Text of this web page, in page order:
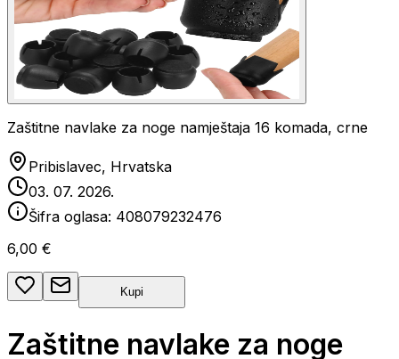
Zaštitne navlake za noge namještaja 16 komada, crne
Pribislavec, Hrvatska
03. 07. 2026.
Šifra oglasa: 408079232476
6,00 €
Kupi
Zaštitne navlake za noge